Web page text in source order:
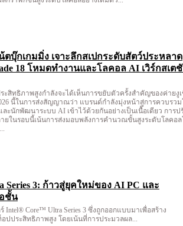
บุ๊กเกมมิ่ง เจาะลึกสเปกระดับสัตว์ประหลาด
18 โหมดทำงานและโลคอล AI เวิร์กสเต
ะสิทธิภาพสูงกำลังจะได้เห็นการขยับตัวครั้งสำคัญของค่ายงู
นี้ในการส่งสัญญาณว่า แบรนด์กำลังมุ่งหน้าสู่การควบรวม
ละนักพัฒนาระบบ AI เข้าไว้ด้วยกันอย่างเป็นเนื้อเดียว การป
ยในรอบนี้เน้นการส่งมอบพลังการคำนวณขั้นสูงระดับโลคอ
3: ก้าวสู่ยุคใหม่ของ AI PC และ
ชั้น
Intel® Core™ Ultra Series 3 ซึ่งถูกออกแบบมาเพื่อสร้าง
ประสิทธิภาพสูง โดยเน้นที่การประมวลผล...